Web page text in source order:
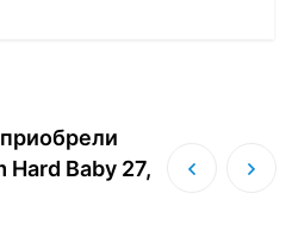
Baby 27,